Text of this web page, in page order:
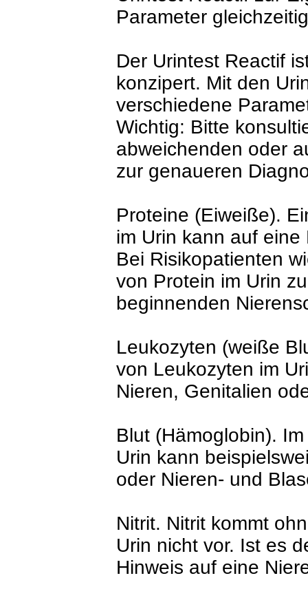
Parameter gleichzeitig
Der Urintest Reactif
konzipert. Mit den
verschiedene
Wichtig: Bitte
abweichenden oder
zur genaueren
Proteine (Eiweiße).
im Urin kann auf
Bei Risikopatienten
von Protein im Urin
beginnenden
Leukozyten (weiße
von Leukozyten im
Nieren, Genitalien
Blut (Hämoglobin).
Urin kann
oder Nieren- und
Nitrit. Nitrit kommt
Urin nicht vor. Ist es
Hinweis auf eine